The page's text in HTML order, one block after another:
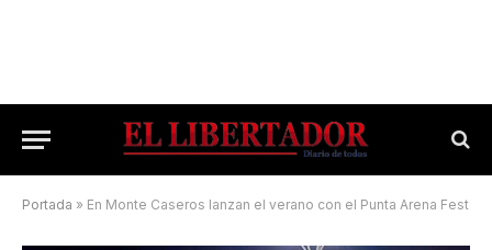
Portada » En Monte Caseros lanzan el verano con el Punta Arena Fest